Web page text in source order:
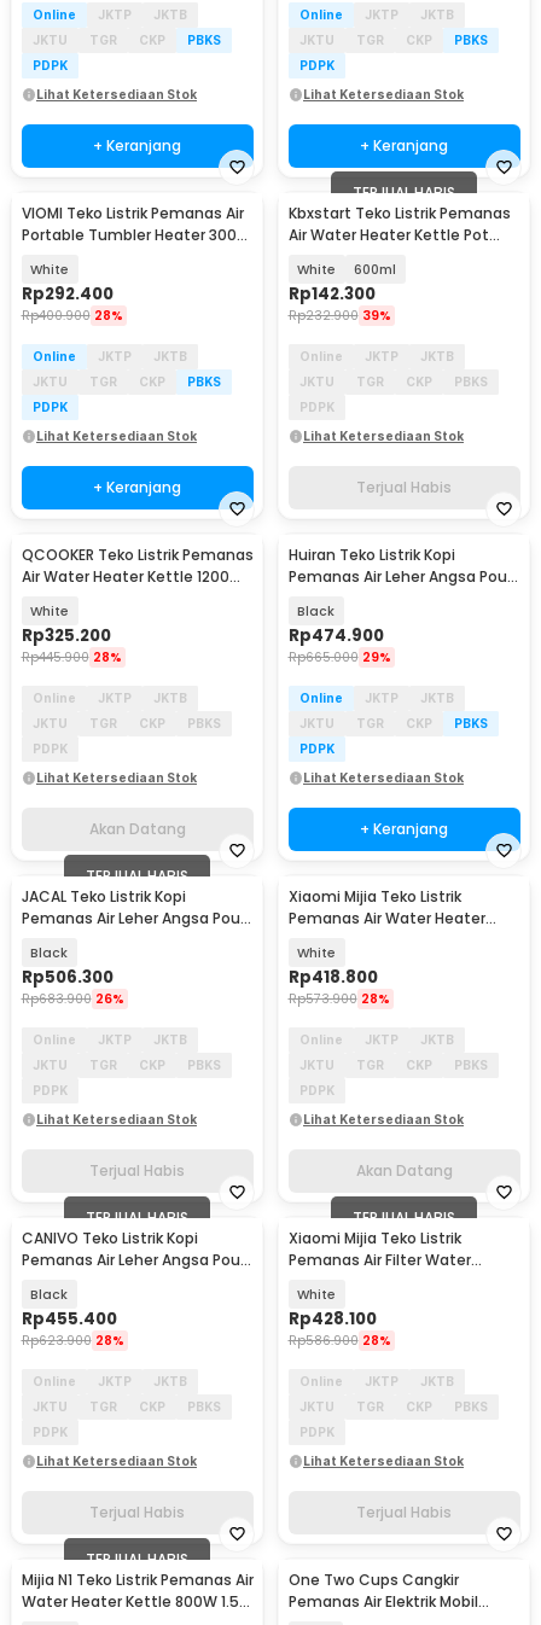
Online JKTP
JKTB
JKTU
TGR CKP
PBKS
PDPK
Lihat Ketersediaan Stok
+ Keranjang
Online JKTP
JKTB
JKTU
TGR CKP
PBKS
PDPK
Lihat Ketersediaan Stok
+ Keranjang
VIOMI Teko Listrik Pemanas Air
Portable Tumbler Heater 300W
White
Rp292.400
Rp400.900 28%
Online JKTP
JKTB
JKTU
TGR CKP
PBKS
PDPK
Lihat Ketersediaan Stok
+ Keranjang
TERJUAL HABIS
Kbxstart Teko Listrik Pemanas
Air Water Heater Kettle Pot
White 600ml
Rp142.300
Rp232.900 39%
Online JKTP
JKTB
JKTU
TGR CKP
PBKS
PDPK
Lihat Ketersediaan Stok
Terjual Habis
Akan Datang
QCOOKER Teko Listrik Pemanas
Air Water Heater Kettle 1200W
White
Rp325.200
Rp445.900 28%
Online JKTP
JKTB
JKTU
TGR CKP
PBKS
PDPK
Lihat Ketersediaan Stok
Akan Datang
Huiran Teko Listrik Kopi
Pemanas Air Leher Angsa Pour
Black
Rp474.900
Rp665.000 29%
Online JKTP
JKTB
JKTU
TGR CKP
PBKS
PDPK
Lihat Ketersediaan Stok
+ Keranjang
TERJUAL HABIS
JACAL Teko Listrik Kopi
Pemanas Air Leher Angsa Pour
Black
Rp506.300
Rp683.900 26%
Online JKTP
JKTB
JKTU
TGR CKP
PBKS
PDPK
Lihat Ketersediaan Stok
Terjual Habis
Akan Datang
Xiaomi Mijia Teko Listrik
Pemanas Air Water Heater
White
Rp418.800
Rp573.900 28%
Online JKTP
JKTB
JKTU
TGR CKP
PBKS
PDPK
Lihat Ketersediaan Stok
Akan Datang
TERJUAL HABIS
CANIVO Teko Listrik Kopi
Pemanas Air Leher Angsa Pour
Black
Rp455.400
Rp623.900 28%
Online JKTP
JKTB
JKTU
TGR CKP
PBKS
PDPK
Lihat Ketersediaan Stok
Terjual Habis
TERJUAL HABIS
Xiaomi Mijia Teko Listrik
Pemanas Air Filter Water
White
Rp428.100
Rp586.900 28%
Online JKTP
JKTB
JKTU
TGR CKP
PBKS
PDPK
Lihat Ketersediaan Stok
Terjual Habis
TERJUAL HABIS
Mijia N1 Teko Listrik Pemanas Air
Water Heater Kettle 800W 1.5L
One Two Cups Cangkir
Pemanas Air Elektrik Mobil